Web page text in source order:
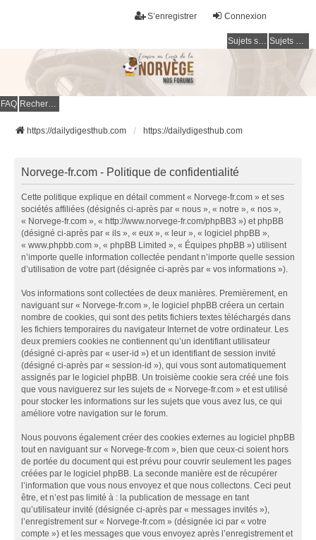
Connexion
S’enregistrer
Sujets sans réponse Sujets actifs
FAQ Rechercher
https://dailydigesthub.com https://dailydigesthub.com
Norvege-fr.com - Politique de confidentialité
Cette politique explique en détail comment « Norvege-fr.com » et ses
sociétés affiliées (désignés ci-après par « nous », « notre », « nos »,
« Norvege-fr.com », « http://www.norvege-fr.com/phpBB3 ») et phpBB
(désigné ci-après par « ils », « eux », « leur », « logiciel phpBB »,
« www.phpbb.com », « phpBB Limited », « Équipes phpBB ») utilisent
n’importe quelle information collectée pendant n’importe quelle session
d’utilisation de votre part (désignée ci-après par « vos informations »).
Vos informations sont collectées de deux manières. Premièrement, en
naviguant sur « Norvege-fr.com », le logiciel phpBB créera un certain
nombre de cookies, qui sont des petits fichiers textes téléchargés dans
les fichiers temporaires du navigateur Internet de votre ordinateur. Les
deux premiers cookies ne contiennent qu’un identifiant utilisateur
(désigné ci-après par « user-id ») et un identifiant de session invité
(désigné ci-après par « session-id »), qui vous sont automatiquement
assignés par le logiciel phpBB. Un troisième cookie sera créé une fois
que vous naviguerez sur les sujets de « Norvege-fr.com » et est utilisé
pour stocker les informations sur les sujets que vous avez lus, ce qui
améliore votre navigation sur le forum.
Nous pouvons également créer des cookies externes au logiciel phpBB
tout en naviguant sur « Norvege-fr.com », bien que ceux-ci soient hors
de portée du document qui est prévu pour couvrir seulement les pages
créées par le logiciel phpBB. La seconde manière est de récupérer
l’information que vous nous envoyez et que nous collectons. Ceci peut
être, et n’est pas limité à : la publication de message en tant
qu’utilisateur invité (désignée ci-après par « messages invités »),
l’enregistrement sur « Norvege-fr.com » (désignée ici par « votre
compte ») et les messages que vous envoyez après l’enregistrement et